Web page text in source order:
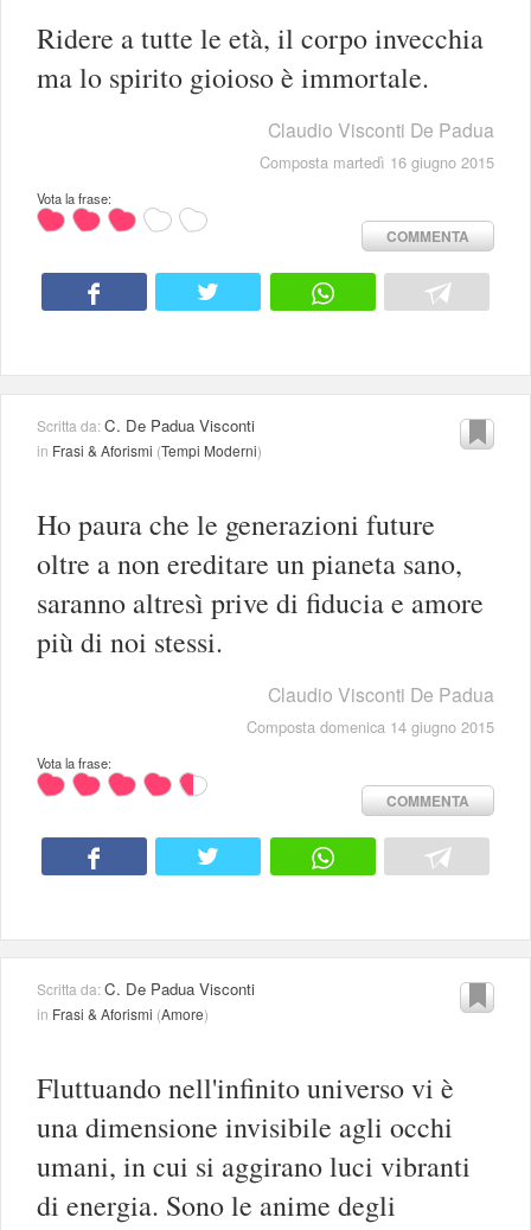
Ridere a tutte le età, il corpo invecchia
ma lo spirito gioioso è immortale.
Claudio Visconti De Padua
Composta martedì 16 giugno 2015
Vota la frase:
COMMENTA
Scritta da:C. De Padua Visconti
in Frasi & Aforismi (Tempi Moderni)
Ho paura che le generazioni future
oltre a non ereditare un pianeta sano,
saranno altresì prive di fiducia e amore
più di noi stessi.
Claudio Visconti De Padua
Composta domenica 14 giugno 2015
Vota la frase:
COMMENTA
Scritta da:C. De Padua Visconti
in Frasi & Aforismi (Amore)
Fluttuando nell'infinito universo vi è
una dimensione invisibile agli occhi
umani, in cui si aggirano luci vibranti
di energia. Sono le anime degli